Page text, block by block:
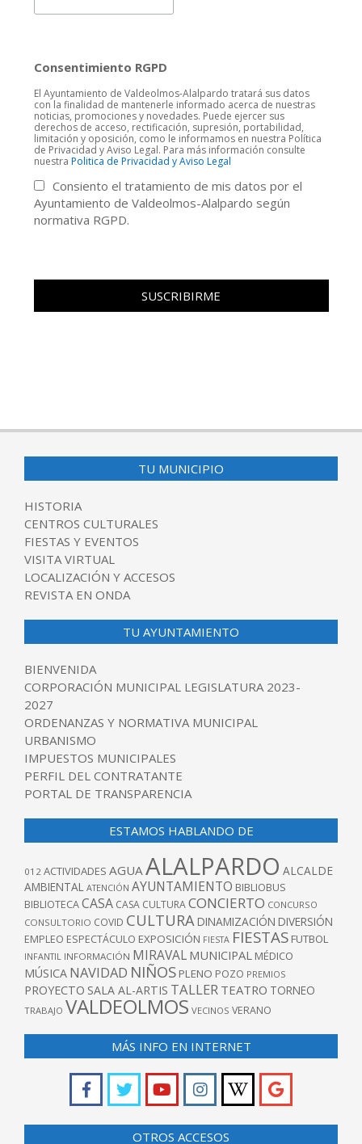
Consentimiento RGPD
El Ayuntamiento de Valdeolmos-Alalpardo tratará sus datos
con la finalidad de mantenerle informado acerca de nuestras
noticias, promociones y novedades. Puede ejercer sus
derechos de acceso, rectificación, supresión, portabilidad,
limitación y oposición, como le informamos en nuestra Política
de Privacidad y Aviso Legal. Para más información consulte
nuestra Politica de Privacidad y Aviso Legal
Consiento el tratamiento de mis datos por el
Ayuntamiento de Valdeolmos-Alalpardo según
normativa RGPD.
TU MUNICIPIO
HISTORIA
CENTROS CULTURALES
FIESTAS Y EVENTOS
VISITA VIRTUAL
LOCALIZACIÓN Y ACCESOS
REVISTA EN ONDA
TU AYUNTAMIENTO
BIENVENIDA
CORPORACIÓN MUNICIPAL LEGISLATURA 2023-
2027
ORDENANZAS Y NORMATIVA MUNICIPAL
URBANISMO
IMPUESTOS MUNICIPALES
PERFIL DEL CONTRATANTE
PORTAL DE TRANSPARENCIA
ESTAMOS HABLANDO DE
012 ACTIVIDADES AGUAALALPARDO ALCALDE
AMBIENTAL ATENCIÓN AYUNTAMIENTO BIBLIOBUS
BIBLIOTECACASA CASA CULTURACONCIERTO CONCURSO
CONSULTORIO COVID CULTURA DINAMIZACIÓN DIVERSIÓN
EMPLEO ESPECTÁCULO EXPOSICIÓN FIESTA FIESTAS FUTBOL
INFANTIL INFORMACIÓN MIRAVAL MUNICIPAL MÉDICO
MÚSICA NAVIDAD NIÑOS PLENO POZO PREMIOS
PROYECTO SALA AL-ARTIS TALLER TEATRO TORNEO
TRABAJO VALDEOLMOS VECINOS VERANO
MÁS INFO EN INTERNET
OTROS ACCESOS